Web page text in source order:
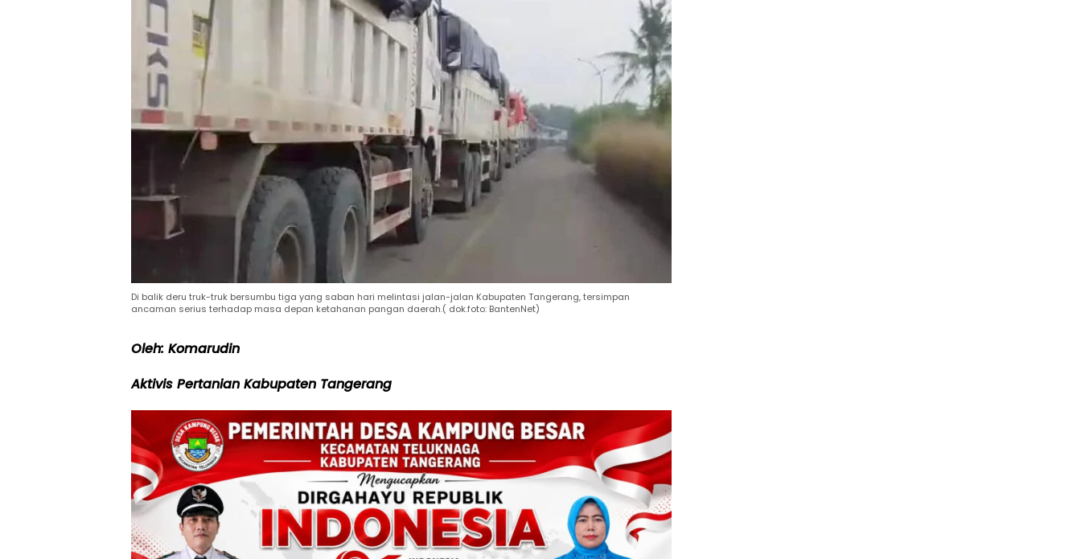
Di balik deru truk-truk bersumbu tiga yang saban hari melintasi jalan-jalan Kabupaten Tangerang, tersimpan
ancaman serius terhadap masa depan ketahanan pangan daerah.( dok.foto: BantenNet)
Oleh: Komarudin
Aktivis Pertanian Kabupaten Tangerang